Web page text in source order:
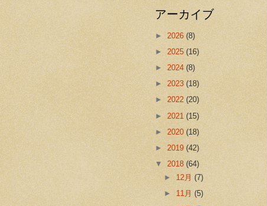
アーカイブ
► 2026 (8)
► 2025 (16)
► 2024 (8)
► 2023 (18)
► 2022 (20)
► 2021 (15)
► 2020 (18)
► 2019 (42)
▼ 2018 (64)
► 12月(7)
► 11月(5)